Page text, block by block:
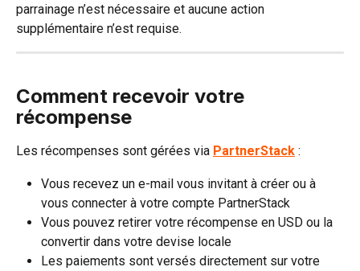
parrainage n’est nécessaire et aucune action
supplémentaire n’est requise.
Comment recevoir votre
récompense
Les récompenses sont gérées via PartnerStack :
Vous recevez un e-mail vous invitant à créer ou à
vous connecter à votre compte PartnerStack
Vous pouvez retirer votre récompense en USD ou la
convertir dans votre devise locale
Les paiements sont versés directement sur votre